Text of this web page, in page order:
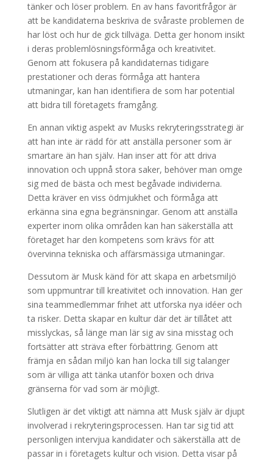
tänker och löser problem. En av hans favoritfrågor är
att be kandidaterna beskriva de svåraste problemen de
har löst och hur de gick tillväga. Detta ger honom insikt
i deras problemlösningsförmåga och kreativitet.
Genom att fokusera på kandidaternas tidigare
prestationer och deras förmåga att hantera
utmaningar, kan han identifiera de som har potential
att bidra till företagets framgång.
En annan viktig aspekt av Musks rekryteringsstrategi är
att han inte är rädd för att anställa personer som är
smartare än han själv. Han inser att för att driva
innovation och uppnå stora saker, behöver man omge
sig med de bästa och mest begåvade individerna.
Detta kräver en viss ödmjukhet och förmåga att
erkänna sina egna begränsningar. Genom att anställa
experter inom olika områden kan han säkerställa att
företaget har den kompetens som krävs för att
övervinna tekniska och affärsmässiga utmaningar.
Dessutom är Musk känd för att skapa en arbetsmiljö
som uppmuntrar till kreativitet och innovation. Han ger
sina teammedlemmar frihet att utforska nya idéer och
ta risker. Detta skapar en kultur där det är tillåtet att
misslyckas, så länge man lär sig av sina misstag och
fortsätter att sträva efter förbättring. Genom att
främja en sådan miljö kan han locka till sig talanger
som är villiga att tänka utanför boxen och driva
gränserna för vad som är möjligt.
Slutligen är det viktigt att nämna att Musk själv är djupt
involverad i rekryteringsprocessen. Han tar sig tid att
personligen intervjua kandidater och säkerställa att de
passar in i företagets kultur och vision. Detta visar på